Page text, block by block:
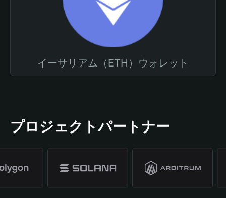
イーサリアム（ETH）ウォレット
プロジェクトパートナー